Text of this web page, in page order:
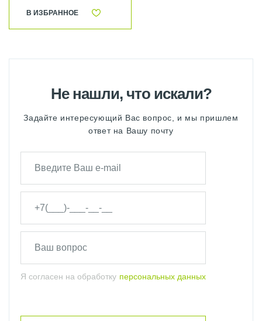
В ИЗБРАННОЕ
Не нашли, что искали?
Задайте интересующий Вас вопрос, и мы пришлем
ответ на Вашу почту
Я согласен на обработку персональных данных